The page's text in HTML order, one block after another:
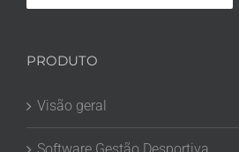
PRODUTO
Visão geral